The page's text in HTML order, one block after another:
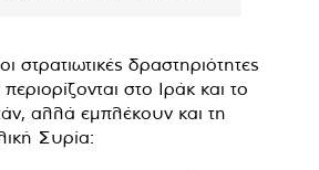
στρατιωτικές δραστηριότητες
στο Ιράκ και το
αλλά εμπλέκουν και τη
Συρία: